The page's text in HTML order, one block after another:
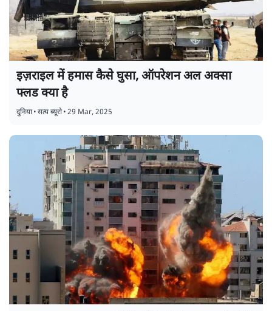
इज़राइल में हमास कैसे घुसा, ऑपरेशन अल अक्सा
फ्लड क्या है
दुनिया•सत्य ब्यूरो•29 Mar, 2025